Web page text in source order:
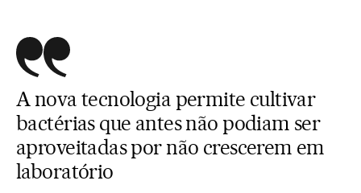
A nova tecnologia permite cultivar
bactérias que antes não podiam ser
aproveitadas por não crescerem em
laboratório